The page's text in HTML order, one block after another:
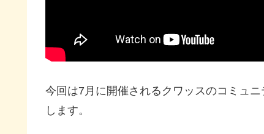
今回は7月に開催されるクワッスのコミュ
します。